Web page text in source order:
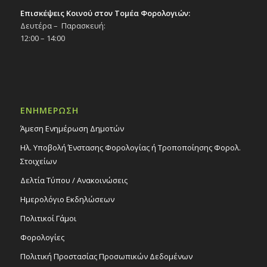
Επισκέψεις Κοινού στον Τομέα Φορολογιών:
Δευτέρα – Παρασκευή:
12:00 – 14:00
ΕΝΗΜΕΡΩΣΗ
Άμεση Ενημέρωση Δημοτών
Ηλ. Υποβολή Ένστασης Φορολογίας ή Τροποποίησης Φορολ.
Στοιχείων
Δελτία Τύπου / Ανακοινώσεις
Ημερολόγιο Εκδηλώσεων
Πολιτικοί Γάμοι
Φορολογίες
Πολιτική Προστασίας Προσωπικών Δεδομένων